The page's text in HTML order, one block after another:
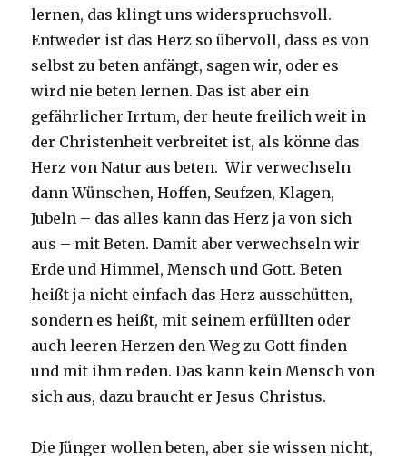
lernen, das klingt uns widerspruchsvoll.
Entweder ist das Herz so übervoll, dass es von
selbst zu beten anfängt, sagen wir, oder es
wird nie beten lernen. Das ist aber ein
gefährlicher Irrtum, der heute freilich weit in
der Christenheit verbreitet ist, als könne das
Herz von Natur aus beten. Wir verwechseln
dann Wünschen, Hoffen, Seufzen, Klagen,
Jubeln – das alles kann das Herz ja von sich
aus – mit Beten. Damit aber verwechseln wir
Erde und Himmel, Mensch und Gott. Beten
heißt ja nicht einfach das Herz ausschütten,
sondern es heißt, mit seinem erfüllten oder
auch leeren Herzen den Weg zu Gott finden
und mit ihm reden. Das kann kein Mensch von
sich aus, dazu braucht er Jesus Christus.
Die Jünger wollen beten, aber sie wissen nicht,